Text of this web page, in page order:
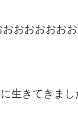
おおおおおお
生きてきまし